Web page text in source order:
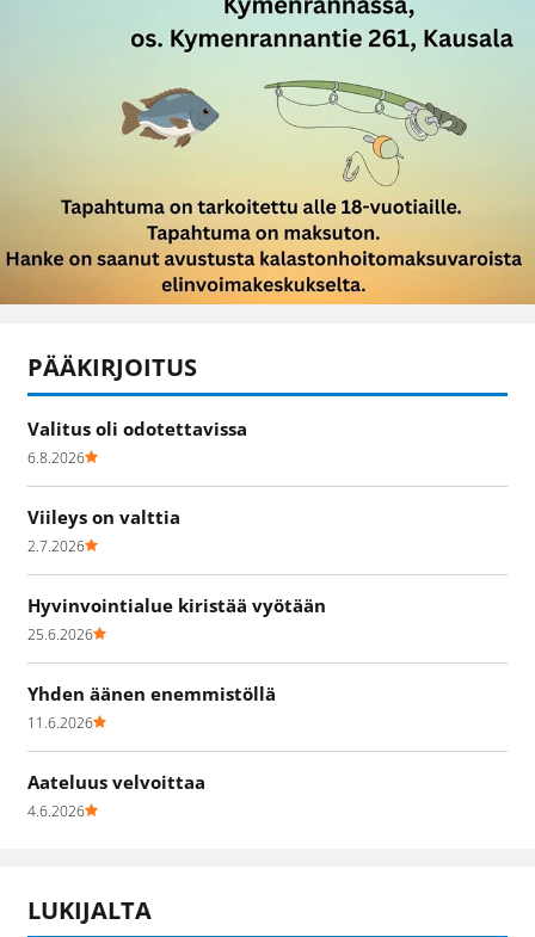
PÄÄKIRJOITUS
Valitus oli odotettavissa
6.8.2026
Viileys on valttia
2.7.2026
Hyvinvointialue kiristää vyötään
25.6.2026
Yhden äänen enemmistöllä
11.6.2026
Aateluus velvoittaa
4.6.2026
LUKIJALTA